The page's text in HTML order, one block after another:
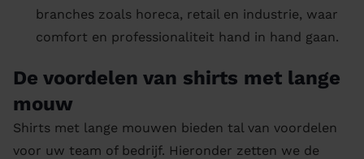
branches zoals horeca, retail en industrie, waar
comfort en professionaliteit hand in hand gaan.
De voordelen van shirts met lange
mouw
Shirts met lange mouwen bieden tal van voordelen
voor uw team of bedrijf. Hieronder zetten we de